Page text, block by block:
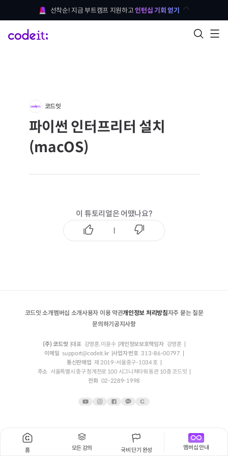
선착순! 지금 부트캠프 지원하고 인턴십 기회 얻기
코드잇
파이썬 인터프리터 설치
(macOS)
이 튜토리얼은 어땠나요?
코드잇 소개 멤버십 소개사용자 이용 약관개인정보 처리방침자주 묻는 질문
문의하기 공지사항
(주) 코드잇 대표 강영훈, 이윤수 개인정보보호책임자 강영훈
이메일 support@codeit.kr 사업자 번호 313-86-00797
통신판매업 제 2019-서울중구-1034 호
주소 서울특별시 중구 청계천로 100 시그니쳐타워 동관 10층 코드잇
전화 02-2289-1998
홈 모든 강의 국비 단기 완성 멤버십 안내